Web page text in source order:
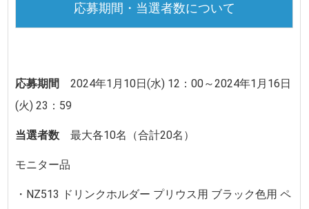
応募期間・当選者数について
応募期間 2024年1月10日(水) 12 ：00～2024年1月16日
(火)23 ： 59
当選者数 最大各10名（合計20名）
モニター品
・NZ513 ドリンクホルダー プリウス用 ブラック色用 ペ